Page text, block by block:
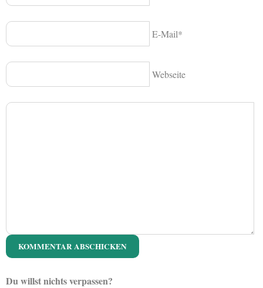
E-Mail*
Webseite
Du willst nichts verpassen?